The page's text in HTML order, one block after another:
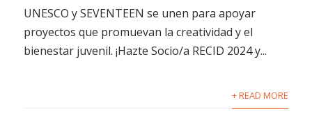
UNESCO y SEVENTEEN se unen para apoyar
proyectos que promuevan la creatividad y el
bienestar juvenil. ¡Hazte Socio/a RECID 2024 y...
+ READ MORE